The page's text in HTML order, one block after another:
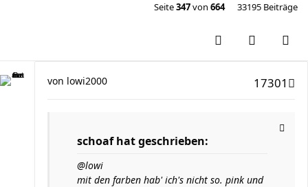
Seite347von 664 33195 Beiträge
17301
von lowi2000
schoaf hat geschrieben:
@lowi
mit den farben hab' ich's nicht so. pink und